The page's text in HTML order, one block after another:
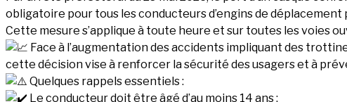
obligatoire pour tous les conducteurs d’engins de
Cette mesure s’applique à toute heure et sur toutes les voies
Face à l’augmentation des accidents impliquant des
cette décision vise à renforcer la sécurité des usagers et à
Quelques rappels essentiels :
Le conducteur doit être âgé d’au moins 14 ans ;